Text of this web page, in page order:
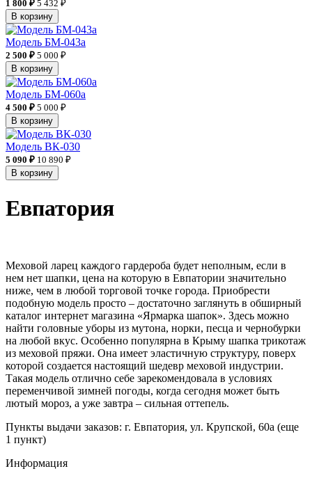
1 800 ₽ 5 432 ₽
В корзину
Модель БМ-043а
2 500 ₽ 5 000 ₽
В корзину
Модель БМ-060а
4 500 ₽ 5 000 ₽
В корзину
Модель ВК-030
5 090 ₽ 10 890 ₽
В корзину
Евпатория
Меховой ларец каждого гардероба будет неполным, если в
нем нет шапки, цена на которую в Евпатории значительно
ниже, чем в любой торговой точке города. Приобрести
подобную модель просто – достаточно заглянуть в обширный
каталог интернет магазина «Ярмарка шапок». Здесь можно
найти головные уборы из мутона, норки, песца и чернобурки
на любой вкус. Особенно популярна в Крыму шапка трикотаж
из меховой пряжи. Она имеет эластичную структуру, поверх
которой создается настоящий шедевр меховой индустрии.
Такая модель отлично себе зарекомендовала в условиях
переменчивой зимней погоды, когда сегодня может быть
лютый мороз, а уже завтра – сильная оттепель.
Пункты выдачи заказов: г. Евпатория, ул. Крупской, 60а (еще
1 пункт)
Информация